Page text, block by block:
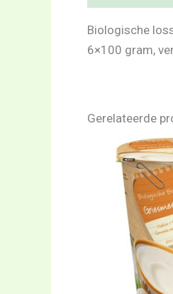
Biologische
6×100 gram,
Gerelateerde